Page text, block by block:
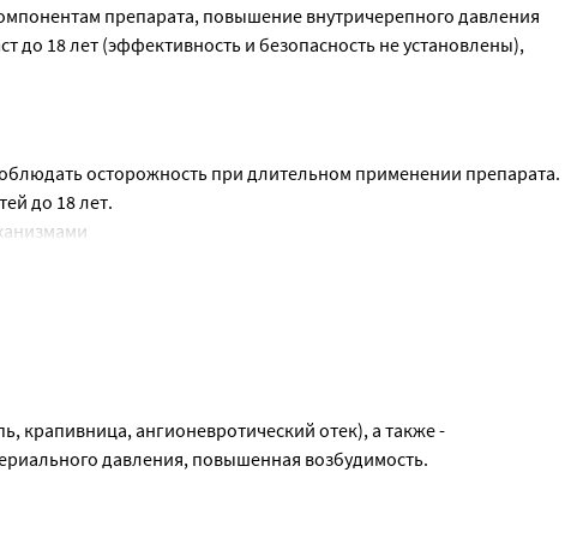
со специфической терапией)
препарата, повышение внутричерепного давления
до 18 лет (эффективность и безопасность не установлены),
Чтобы избежать возможного неблагоприятного
МИЛДРОНАТ® не рекомендуется.
препаратом МИЛДРОНАТ® для матери необходимо, то
осторожность при длительном применении препарата.
до 18 лет.
крапивница, ангионевротический отек), а также -
давления, повышенная возбудимость.